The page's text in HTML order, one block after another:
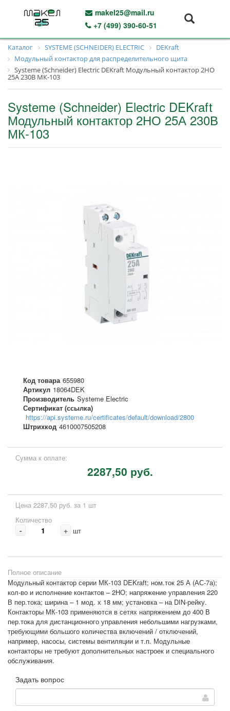
makel25@mail.ru
+7 (499) 390-60-51
Каталог SYSTEME (SCHNEIDER) ELECTRIC
DEKraft
Модульный контактор для распределительного щита
Systeme (Schneider) Electric DEKraft Модульный контактор 2НО
25А 230В МК-103
Systeme (Schneider) Electric DEKraft
Модульный контактор 2НО 25А 230В
МК-103
Код товара 655980
Артикул 18064DEK
Производитель Systeme Electric
Сертификат (ссылка)
https://api.systeme.ru/certificates/default/download/2800
Штрихкод 4610007505208
Сумма к оплате:
2287,50 руб.
Цена 2287,50 руб. за 1 шт
Количество
- + шт
Полное описание
Модульный контактор серии МК-103 DEKraft; ном.ток 25 А (АС-7а);
кол-во и исполнение контактов – 2НО; напряжение управления 220
В пер.тока; ширина – 1 мод. х 18 мм; установка – на DIN-рейку.
Контакторы МК-103 применяются в сетях напряжением до 400 В
пер.тока для дистанционного управления небольшими нагрузками,
требующими большого количества включений / отключений,
например, насосы, системы вентиляции и т.п. Модульные
контакторы не требуют дополнительных настроек и специального
обслуживания.
Задать вопрос